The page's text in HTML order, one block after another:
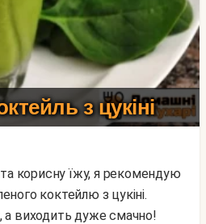
з цукіні
коктейлю з цукіні.
а виходить дуже смачно!